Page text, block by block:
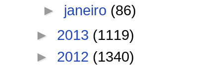
► janeiro (86)
► 2013 (1119)
► 2012 (1340)